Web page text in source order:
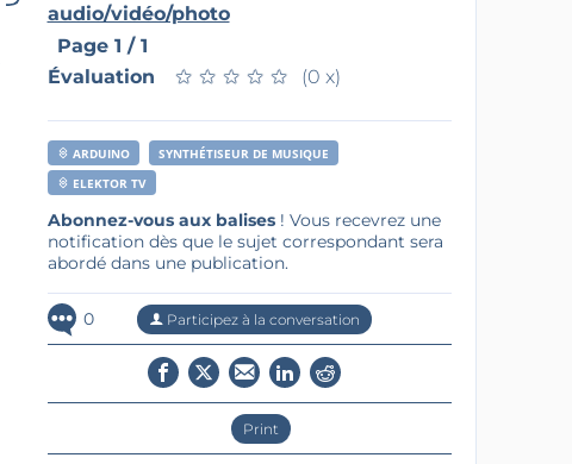
audio/vidéo/photo
Page 1 / 1
Évaluation
★ ★ ★ ★ ★
★ ★ ★ ★ ★ (0 x)
ARDUINO
SYNTHÉTISEUR DE MUSIQUE
ELEKTOR TV
Abonnez-vous aux balises! Vous recevrez une
notification dès que le sujet correspondant sera
abordé dans une publication.
0 Participez à la conversation
Print